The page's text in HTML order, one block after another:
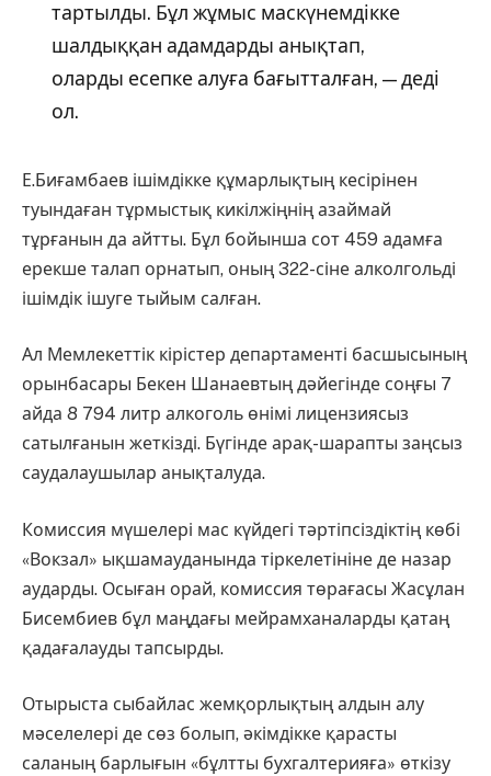
тартылды. Бұл жұмыс маскүнемдікке
шалдыққан адамдарды анықтап,
оларды есепке алуға бағытталған, — деді
ол.
Е.Биғамбаев ішімдікке құмарлықтың кесірінен
туындаған тұрмыстық кикілжіңнің азаймай
тұрғанын да айтты. Бұл бойынша сот 459 адамға
ерекше талап орнатып, оның 322-сіне алколгольді
ішімдік ішуге тыйым салған.
Ал Мемлекеттік кірістер департаменті басшысының
орынбасары Бекен Шанаевтың дәйегінде соңғы 7
айда 8 794 литр алкоголь өнімі лицензиясыз
сатылғанын жеткізді. Бүгінде арақ-шарапты заңсыз
саудалаушылар анықталуда.
Комиссия мүшелері мас күйдегі тәртіпсіздіктің көбі
«Вокзал» ықшамауданында тіркелетініне де назар
аударды. Осыған орай, комиссия төрағасы Жасұлан
Бисембиев бұл маңдағы мейрамханаларды қатаң
қадағалауды тапсырды.
Отырыста сыбайлас жемқорлықтың алдын алу
мәселелері де сөз болып, әкімдікке қарасты
саланың барлығын «бұлтты бухгалтерияға» өткізу